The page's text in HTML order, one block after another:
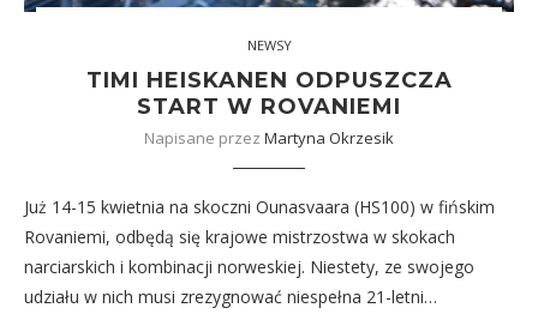
NEWSY
TIMI HEISKANEN ODPUSZCZA
START W ROVANIEMI
Napisane przez Martyna Okrzesik
Już 14-15 kwietnia na skoczni Ounasvaara (HS100) w fińskim
Rovaniemi, odbędą się krajowe mistrzostwa w skokach
narciarskich i kombinacji norweskiej. Niestety, ze swojego
udziału w nich musi zrezygnować niespełna 21-letni…